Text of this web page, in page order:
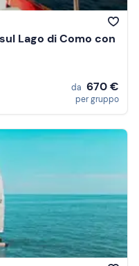
Lago di Como con
da 670 €
per gruppo